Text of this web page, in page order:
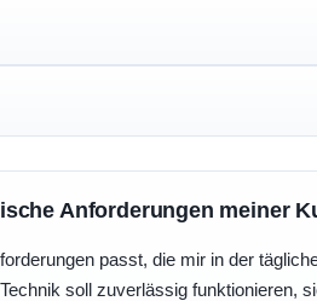
Anforderungen meiner
passt, die mir in der
soll zuverlässig funktionieren,